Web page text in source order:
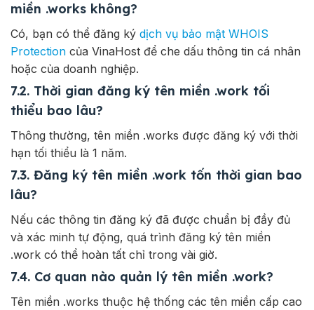
miền .works không?
Có, bạn có thể đăng ký dịch vụ bảo mật WHOIS
Protection của VinaHost để che dấu thông tin cá nhân
hoặc của doanh nghiệp.
7.2. Thời gian đăng ký tên miền .work tối
thiểu bao lâu?
Thông thường, tên miền .works được đăng ký với thời
hạn tối thiểu là 1 năm.
7.3. Đăng ký tên miền .work tốn thời gian bao
lâu?
Nếu các thông tin đăng ký đã được chuẩn bị đầy đủ
và xác minh tự động, quá trình đăng ký tên miền
.work có thể hoàn tất chỉ trong vài giờ.
7.4. Cơ quan nào quản lý tên miền .work?
Tên miền .works thuộc hệ thống các tên miền cấp cao